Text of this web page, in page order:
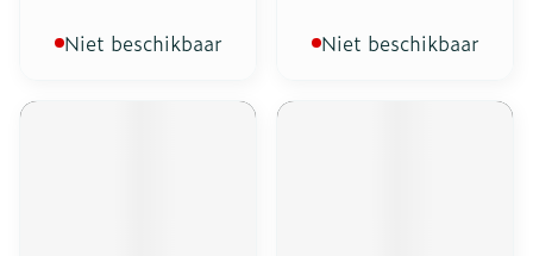
Niet beschikbaar Niet beschikbaar